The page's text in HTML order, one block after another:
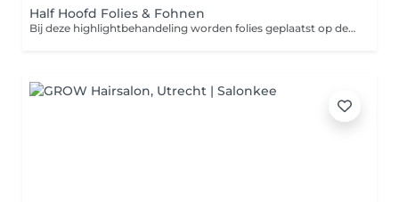
Half Hoofd Folies & Fohnen
Bij deze highlightbehandeling worden folies geplaatst op de bovenkant, zijkanten én rondom de contourlijn van het haar. Dit zorgt voor een zichtbaar lichtere, frisse en gelijkmatig verdeelde kleur, met een mooie omlijsting van het gezicht en extra diepte in het haar. Behandeling & voorwaarden Bij deze behandeling wordt gebruikgemaakt van een hoogwaardige blondeer, die het haar zo goed mogelijk in conditie houdt. Indien er meer product nodig is dan vooraf begroot, kan er een toeslag worden berekend. Wil je aansluitend ook toner of geknipt worden? Boek deze behandeling na de highlights in.